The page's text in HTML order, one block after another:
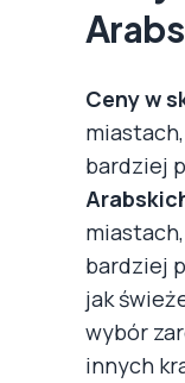
Ceny w
bardziej
bardziej
jak
wybór
innych